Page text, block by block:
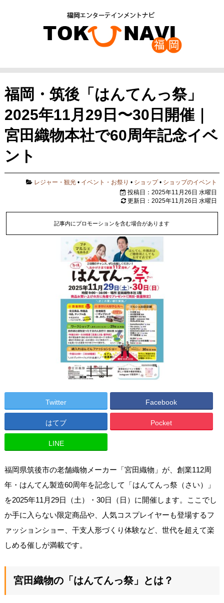
福岡・筑後「はんてんっ祭」
2025年11月29日〜30日開催｜
宮田織物本社で60周年記念イベ
ント
レジャー・観光 • イベント・お祭り • ショップ• ショップのイベント
投稿日：2025年11月26日 水曜日
更新日：2025年11月26日 水曜日
記事内にプロモーションを含む場合があります
Twitter Facebook
はてブ Pocket
LINE
福岡県筑後市の老舗織物メーカー「宮田織物」が、創業112周
年・はんてん製造60周年を記念して「はんてんっ祭（さい）」
を2025年11月29日（土）・30日（日）に開催します。ここでし
か手に入らない限定商品や、人気コスプレイヤーも登場するフ
ァッションショー、干支人形づくり体験など、世代を超えて楽
しめる催しが満載です。
宮田織物の「はんてんっ祭」とは？